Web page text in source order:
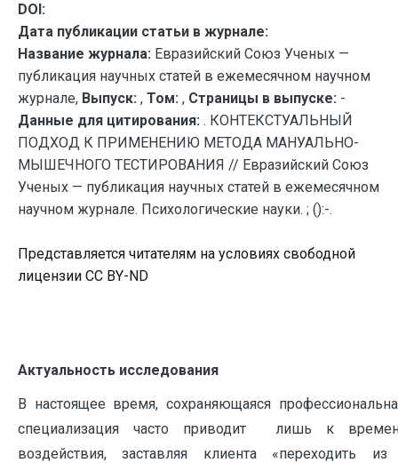
DOI:
Дата публикации статьи в журнале:
Название журнала: Евразийский Союз Ученых —
публикация научных статей в ежемесячном научном
журнале, Выпуск: , Том: , Страницы в выпуске: -
Данные для цитирования: . КОНТЕКСТУАЛЬНЫЙ
ПОДХОД К ПРИМЕНЕНИЮ МЕТОДА МАНУАЛЬНО-
МЫШЕЧНОГО ТЕСТИРОВАНИЯ // Евразийский Союз
Ученых — публикация научных статей в ежемесячном
научном журнале. Психологические науки. ; ():-.
Представляется читателям на условиях свободной
лицензии CC BY-ND
Актуальность исследования
В настоящее время, сохраняющаяся
специализация часто приводит лишь к
воздействия, заставляя клиента «переходить